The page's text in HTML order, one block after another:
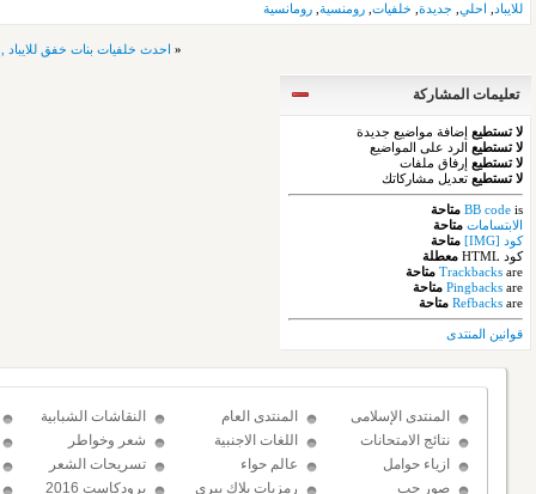
للايباد احلي جديدة خلفيات رومنسية رومانسية
« احدث خلفيات بنات خفق للايباد ,
تعليمات المشاركة
لا تستطيع إضافة مواضيع جديدة
لا تستطيع الرد على المواضيع
لا تستطيع إرفاق ملفات
لا تستطيع تعديل مشاركاتك
BB code is
متاحة
الابتسامات متاحة
كود [IMG]
متاحة
كود HTML
معطلة
Trackbacks are
متاحة
Pingbacks are
متاحة
Refbacks are متاحة
قوانين المنتدى
المنتدى الإسلامى المنتدى العام النقاشات الشبابية
نتائج الامتحانات
اللغات الاجنبية شعر وخواطر
ازياء حوامل
عالم حواء تسريحات الشعر
صور حب
رمزيات بلاك بيري برودكاست 2016